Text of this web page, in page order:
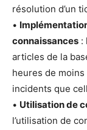
résolution d’un
•
connaissances :
articles de la
heures de
incidents que
• Utilisation de
l’utilisation de